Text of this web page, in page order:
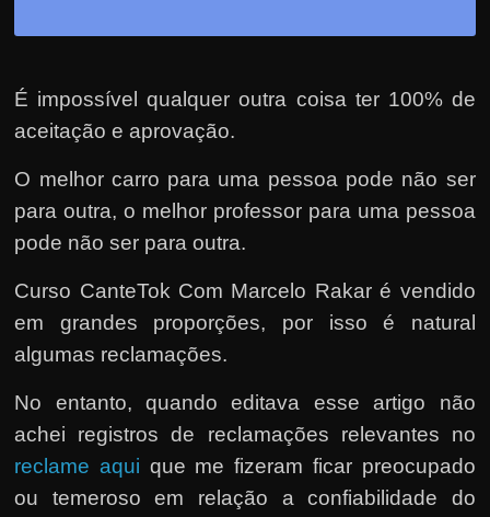
É impossível qualquer outra coisa ter 100% de
aceitação e aprovação.
O melhor carro para uma pessoa pode não ser
para outra, o melhor professor para uma pessoa
pode não ser para outra.
Curso CanteTok Com Marcelo Rakar é vendido
em grandes proporções, por isso é natural
algumas reclamações.
No entanto, quando editava esse artigo não
achei registros de reclamações relevantes no
reclame aqui que me fizeram ficar preocupado
ou temeroso em relação a confiabilidade do